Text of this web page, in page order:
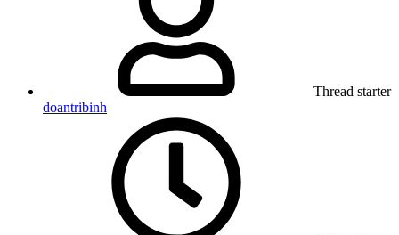
Thread starter
doantribinh